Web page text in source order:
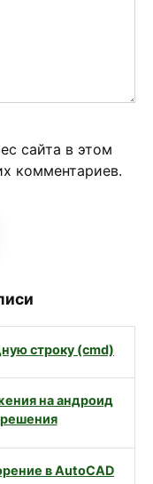
сайта в этом
комментариев.
строку (cmd)
на андроид
в AutoCAD